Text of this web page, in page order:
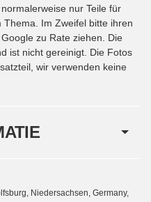
nur Teile für
Im Zweifel bitte ihren
zu Rate ziehen. Die
ist nicht gereinigt. Die Fotos
wir verwenden keine
Niedersachsen, Germany,